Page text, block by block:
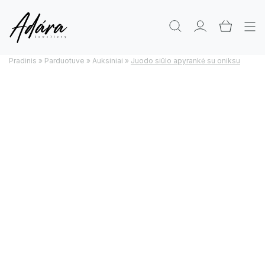
Pradinis » Parduotuve » Auksiniai » Juodo siūlo apyrankė su oniksu